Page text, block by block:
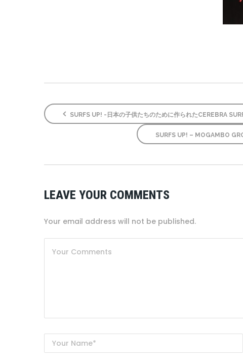
SURFS UP! -日本の子供たちのために作られたCEREBRA
SURFS UP! – MOGAMBO
LEAVE YOUR COMMENTS
Your email address will not be published.